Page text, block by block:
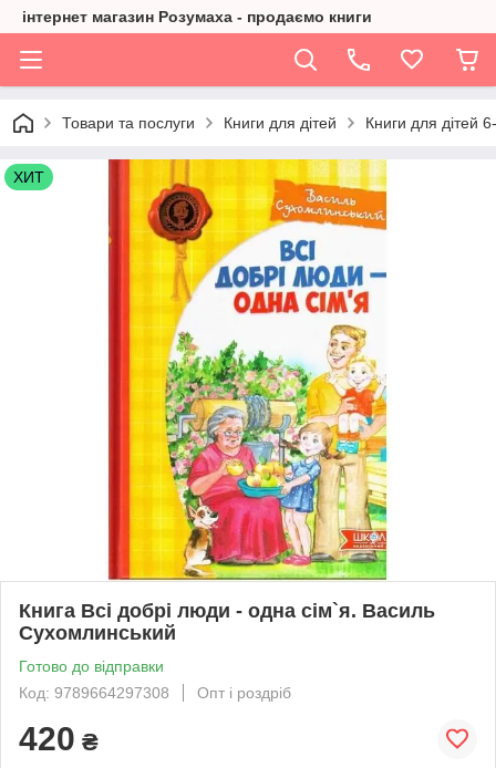
інтернет магазин Розумаха - продаємо книги
Товари та послуги Книги для дітей Книги для дітей
ХИТ
Книга Всі добрі люди - одна сім`я. Василь
Сухомлинський
Готово до відправки
Код: 9789664297308
Опт і роздріб
420 ₴